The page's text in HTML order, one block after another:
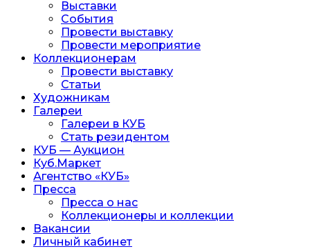
Выставки
События
Провести выставку
Провести мероприятие
Коллекционерам
Провести выставку
Статьи
Художникам
Галереи
Галереи в КУБ
Стать резидентом
КУБ — Аукцион
Куб.Маркет
Агентство «КУБ»
Пресса
Пресса о нас
Коллекционеры и коллекции
Вакансии
Личный кабинет